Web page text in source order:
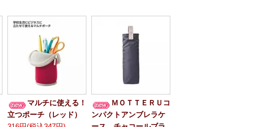
マルチに使える！
立つポーチ（レッド）
ＭＯＴＴＥＲＵコ
ンパクトアンブレラケ